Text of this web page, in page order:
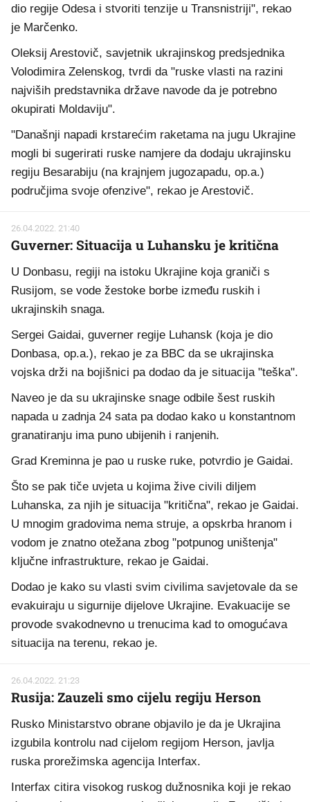
dio regije Odesa i stvoriti tenzije u Transnistriji", rekao
je Marčenko.
Oleksij Arestovič, savjetnik ukrajinskog predsjednika
Volodimira Zelenskog, tvrdi da "ruske vlasti na razini
najviših predstavnika države navode da je potrebno
okupirati Moldaviju".
"Današnji napadi krstarećim raketama na jugu Ukrajine
mogli bi sugerirati ruske namjere da dodaju ukrajinsku
regiju Besarabiju (na krajnjem jugozapadu, op.a.)
područjima svoje ofenzive", rekao je Arestovič.
26.04.2022. 21:40
Guverner: Situacija u Luhansku je kritična
U Donbasu, regiji na istoku Ukrajine koja graniči s
Rusijom, se vode žestoke borbe između ruskih i
ukrajinskih snaga.
Sergei Gaidai, guverner regije Luhansk (koja je dio
Donbasa, op.a.), rekao je za BBC da se ukrajinska
vojska drži na bojišnici pa dodao da je situacija "teška".
Naveo je da su ukrajinske snage odbile šest ruskih
napada u zadnja 24 sata pa dodao kako u konstantnom
granatiranju ima puno ubijenih i ranjenih.
Grad Kreminna je pao u ruske ruke, potvrdio je Gaidai.
Što se pak tiče uvjeta u kojima žive civili diljem
Luhanska, za njih je situacija "kritična", rekao je Gaidai.
U mnogim gradovima nema struje, a opskrba hranom i
vodom je znatno otežana zbog "potpunog uništenja"
ključne infrastrukture, rekao je Gaidai.
Dodao je kako su vlasti svim civilima savjetovale da se
evakuiraju u sigurnije dijelove Ukrajine. Evakuacije se
provode svakodnevno u trenucima kad to omogućava
situacija na terenu, rekao je.
26.04.2022. 21:23
Rusija: Zauzeli smo cijelu regiju Herson
Rusko Ministarstvo obrane objavilo je da je Ukrajina
izgubila kontrolu nad cijelom regijom Herson, javlja
ruska prorežimska agencija Interfax.
Interfax citira visokog ruskog dužnosnika koji je rekao